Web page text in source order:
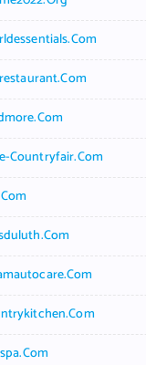
Countryfair.com